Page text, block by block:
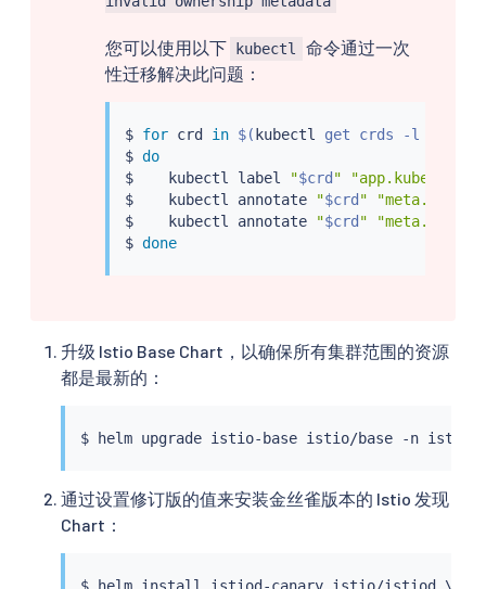
您可以使用以下 kubectl
命令通过一次
性迁移解决此问题：
$ for crd in $( kubectl get crds -l chart
$ do
$
kubectl label "$crd "
$
kubectl annotate "$crd "
$
kubectl annotate "$crd "
$ done
升级 Istio Base Chart，以确保所有集群范围的资源
都是最新的：
$ helm
通过设置修订版的值来安装金丝雀版本的 Istio 发现
Chart：